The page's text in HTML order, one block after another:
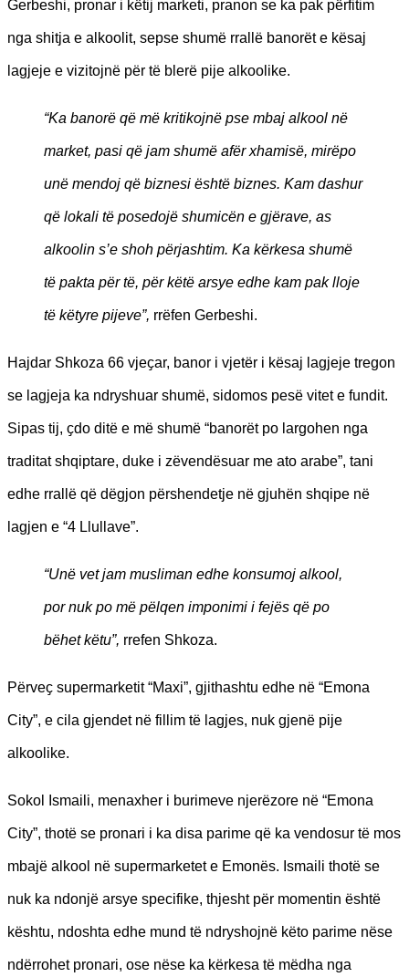
Gerbeshi, pronar i këtij marketi, pranon se ka pak përfitim
nga shitja e alkoolit, sepse shumë rrallë banorët e kësaj
lagjeje e vizitojnë për të blerë pije alkoolike.
“Ka banorë që më kritikojnë pse mbaj alkool në
market, pasi që jam shumë afër xhamisë, mirëpo
unë mendoj që biznesi është biznes. Kam dashur
që lokali të posedojë shumicën e gjërave, as
alkoolin s’e shoh përjashtim. Ka kërkesa shumë
të pakta për të, për këtë arsye edhe kam pak lloje
të këtyre pijeve”, rrëfen Gerbeshi.
Hajdar Shkoza 66 vjeҫar, banor i vjetër i kësaj lagjeje tregon
se lagjeja ka ndryshuar shumë, sidomos pesë vitet e fundit.
Sipas tij, ҫdo ditë e më shumë “banorët po largohen nga
traditat shqiptare, duke i zëvendësuar me ato arabe”, tani
edhe rrallë që dëgjon përshendetje në gjuhën shqipe në
lagjen e “4 Llullave”.
“Unë vet jam musliman edhe konsumoj alkool,
por nuk po më pëlqen imponimi i fejës që po
bëhet këtu”, rrefen Shkoza.
Përveҫ supermarketit “Maxi”, gjithashtu edhe në “Emona
City”, e cila gjendet në fillim të lagjes, nuk gjenë pije
alkoolike.
Sokol Ismaili, menaxher i burimeve njerëzore në “Emona
City”, thotë se pronari i ka disa parime që ka vendosur të mos
mbajë alkool në supermarketet e Emonës. Ismaili thotë se
nuk ka ndonjë arsye specifike, thjesht për momentin është
kështu, ndoshta edhe mund të ndryshojnë këto parime nëse
ndërrohet pronari, ose nëse ka kërkesa të mëdha nga